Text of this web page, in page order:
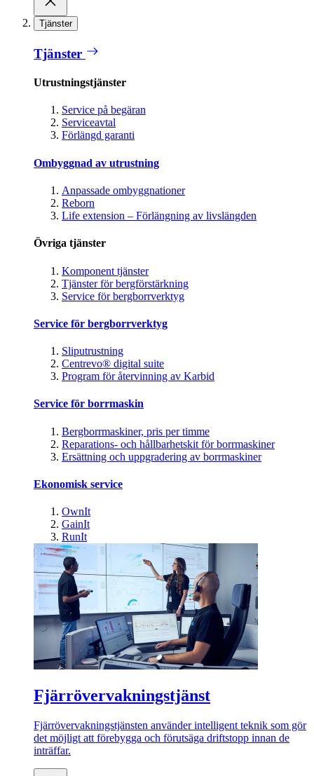
Tjänster
Tjänster
Utrustningstjänster
Service på begäran
Serviceavtal
Förlängd garanti
Ombyggnad av utrustning
Anpassade ombyggnationer
Reborn
Life extension – Förlängning av livslängden
Övriga tjänster
Komponent tjänster
Tjänster för bergförstärkning
Service för bergborrverktyg
Service för bergborrverktyg
Sliputrustning
Centrevo® digital suite
Program för återvinning av Karbid
Service för borrmaskin
Bergborrmaskiner, pris per timme
Reparations- och hållbarhetskit för borrmaskiner
Ersättning och uppgradering av borrmaskiner
Ekonomisk service
OwnIt
GainIt
RunIt
Fjärrövervakningstjänst
Fjärrövervakningstjänsten använder intelligent teknik som gör
det möjligt att förebygga och förutsäga driftstopp innan de
inträffar.